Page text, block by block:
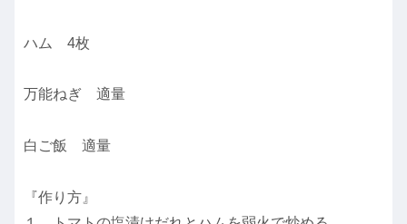
ハム 4枚
万能ねぎ 適量
白ご飯 適量
『作り方』